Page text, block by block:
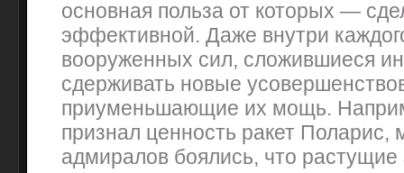
основная польза от которых —
эффективной. Даже внутри
вооруженных сил, сложившиеся
сдерживать новые
приуменьшающие их мощь.
признал ценность ракет Поларис,
адмиралов боялись, что растущие